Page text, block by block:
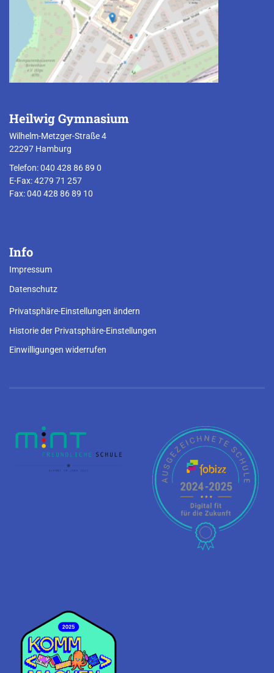
Heilwig Gymnasium
Wilhelm-Metzger-Straße 4
22297 Hamburg
Telefon: 040 428 86 89 0
E-Fax: 4279 71 257
Fax: 040 428 86 89 10
Info
Impressum
Datenschutz
Privatsphäre-Einstellungen ändern
Historie der Privatsphäre-Einstellungen
Einwilligungen widerrufen